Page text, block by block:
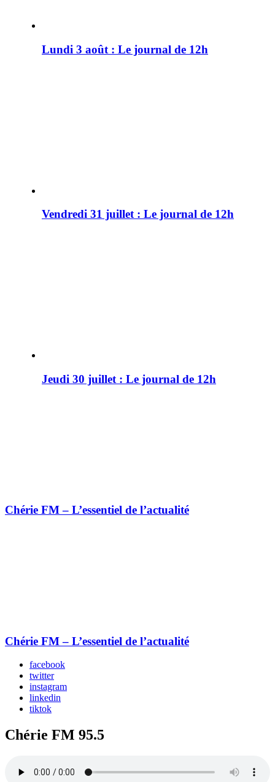
Lundi 3 août : Le journal de 12h
Vendredi 31 juillet : Le journal de 12h
Jeudi 30 juillet : Le journal de 12h
Chérie FM – L’essentiel de l’actualité
Chérie FM – L’essentiel de l’actualité
facebook
twitter
instagram
linkedin
tiktok
Chérie FM 95.5